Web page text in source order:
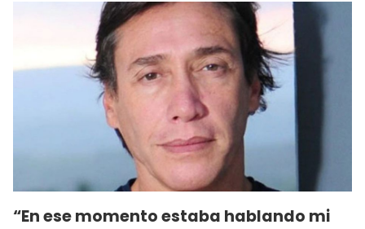
“En ese momento estaba hablando mi